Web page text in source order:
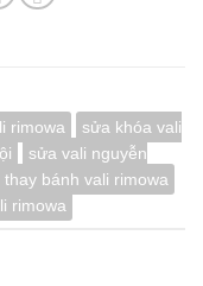
rimowa
sửa khóa vali
sửa vali nguyễn
thay bánh vali rimowa
rimowa